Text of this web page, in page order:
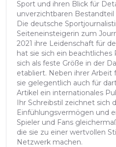
Sport und ihren Blick für
unverzichtbaren Bestandteil
Die deutsche
Seiteneinsteigerin zum
2021 ihre Leidenschaft für
hat sie sich ein
sich als feste Größe in der
etabliert. Neben ihrer Arbeit
sie gelegentlich auch für
Artikel ein internationales
Ihr Schreibstil zeichnet sich
Einfühlungsvermögen und
Spieler und Fans
die sie zu einer wertvollen
Netzwerk machen.